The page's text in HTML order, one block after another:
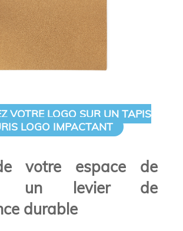
VOTRE LOGO SUR UN TAPIS
LOGO IMPACTANT
votre espace de
un levier de
durable